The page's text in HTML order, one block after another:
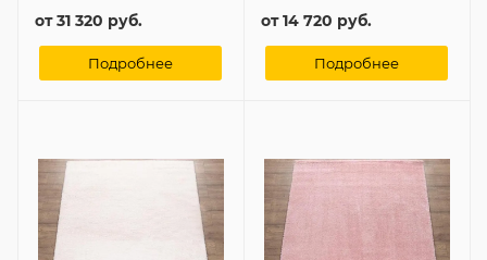
от31 320 руб.
Подробнее
от14 720 руб.
Подробнее